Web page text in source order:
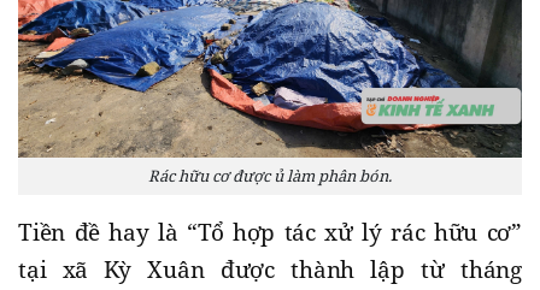
Rác hữu cơ được ủ làm phân bón.
Tiền đề hay là “Tổ hợp tác xử lý rác hữu cơ”
tại xã Kỳ Xuân được thành lập từ tháng